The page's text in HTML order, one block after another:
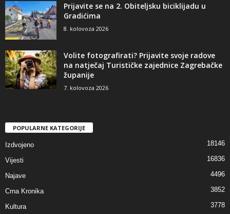
Prijavite se na 2. Obiteljsku biciklijadu u
Gradićima
8. kolovoza 2026
Volite fotografirati? Prijavite svoje radove
na natječaj Turističke zajednice Zagrebačke
županije
7. kolovoza 2026
POPULARNE KATEGORIJE
Izdvojeno 18146
Vijesti 16836
Najave 4496
Crna Kronika 3852
Kultura 3778